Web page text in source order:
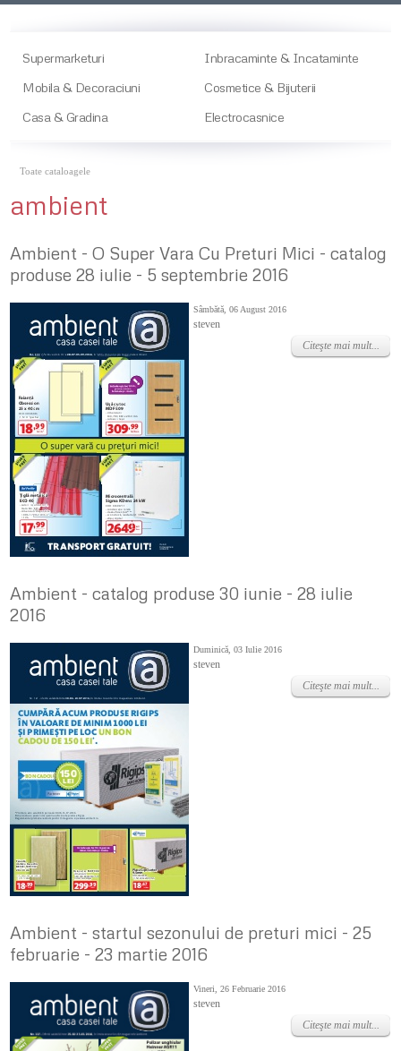
Supermarketuri
Inbracaminte & Incataminte
Mobila & Decoraciuni
Cosmetice & Bijuterii
Casa & Gradina
Electrocasnice
Toate cataloagele
ambient
Ambient - O Super Vara Cu Preturi Mici - catalog
produse 28 iulie - 5 septembrie 2016
Sâmbătă, 06 August 2016
steven
Citeşte mai mult...
Ambient - catalog produse 30 iunie - 28 iulie
2016
Duminică, 03 Iulie 2016
steven
Citeşte mai mult...
Ambient - startul sezonului de preturi mici - 25
februarie - 23 martie 2016
Vineri, 26 Februarie 2016
steven
Citeşte mai mult...